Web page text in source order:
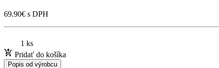
69.90€ s DPH
1 ks
Pridať do košíka
Popis od výrobcu